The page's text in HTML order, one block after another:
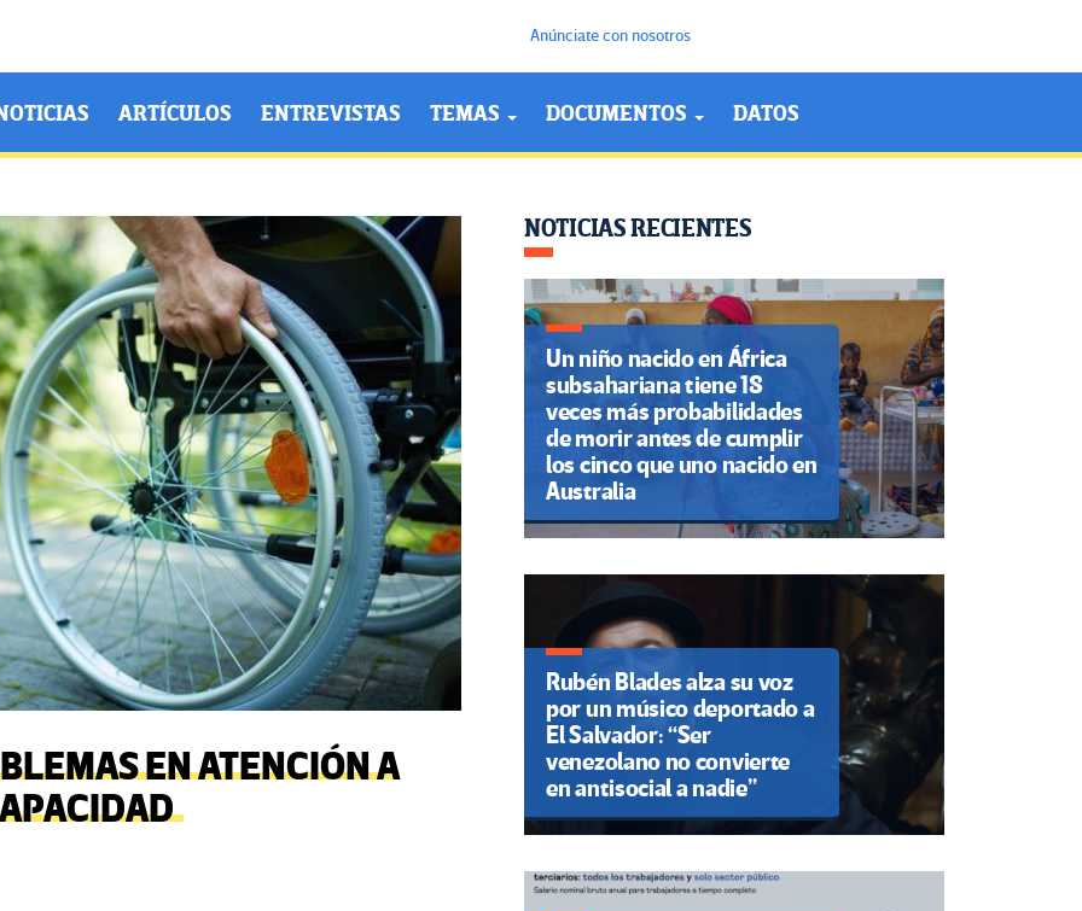
Anúnciate con nosotros
ARTÍCULOS ENTREVISTAS TEMAS DOCUMENTOS DATOS
EN ATENCIÓN A
NOTICIAS RECIENTES
Un niño nacido en África
subsahariana tiene 18
veces más probabilidades
de morir antes de cumplir
los cinco que uno nacido en
Australia
Rubén Blades alza su voz
por un músico deportado a
El Salvador: “Ser
venezolano no convierte
en antisocial a nadie”